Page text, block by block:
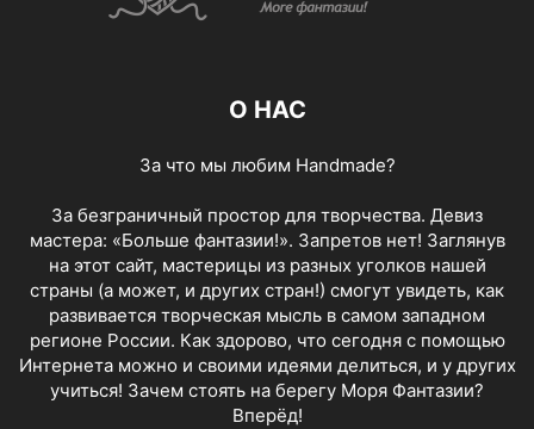
О НАС
За что мы любим Handmade?
За безграничный простор для творчества. Девиз
мастера: «Больше фантазии!». Запретов нет! Заглянув
на этот сайт, мастерицы из разных уголков нашей
страны (а может, и других стран!) смогут увидеть, как
развивается творческая мысль в самом западном
регионе России. Как здорово, что сегодня с помощью
Интернета можно и своими идеями делиться, и у других
учиться! Зачем стоять на берегу Моря Фантазии?
Вперёд!